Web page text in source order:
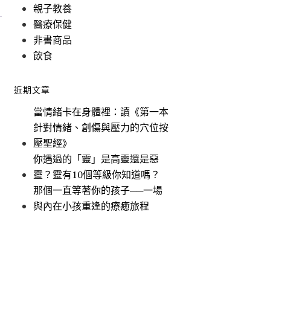
親子教養
醫療保健
非書商品
飲食
近期文章
當情緒卡在身體裡：讀《第一本
針對情緒、創傷與壓力的穴位按
壓聖經》
你遇過的「靈」是高靈還是惡
靈？靈有10個等級你知道嗎？
那個一直等著你的孩子──一場
與內在小孩重逢的療癒旅程